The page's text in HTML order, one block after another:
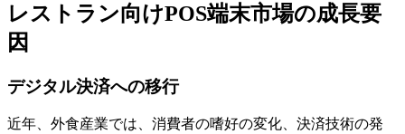
レストラン向けPOS端末市場の成長要
因
デジタル決済への移行
近年、外食産業では、消費者の嗜好の変化、決済技術の発